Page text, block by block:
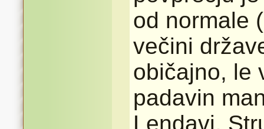
od normale
večini
običajno, le
padavin
Lendavi,